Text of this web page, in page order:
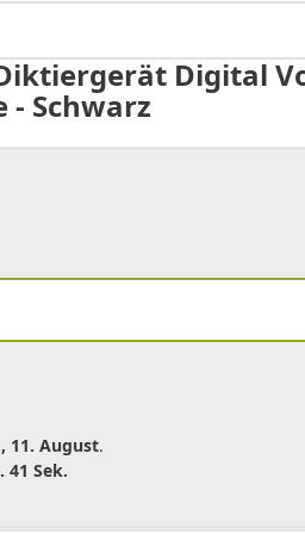
Digital
- Schwarz
11. August.
41 Sek.